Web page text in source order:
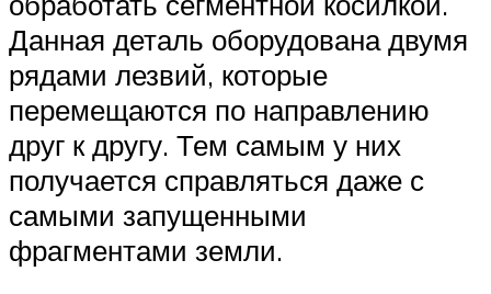
Данная деталь оборудована двумя
рядами лезвий, которые
перемещаются по направлению
друг к другу. Тем самым у них
получается справляться даже с
самыми запущенными
фрагментами земли.